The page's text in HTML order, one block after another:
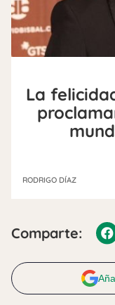
La
RODRIGO DÍAZ
Comparte: